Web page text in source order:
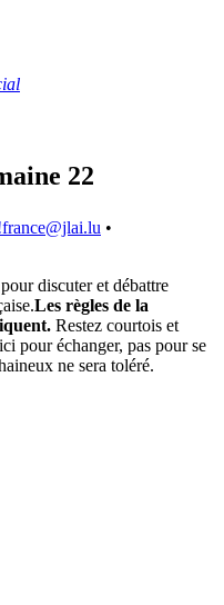
22
•
discuter et débattre
Les règles de la
Restez courtois et
pour échanger, pas pour se
ne sera toléré.